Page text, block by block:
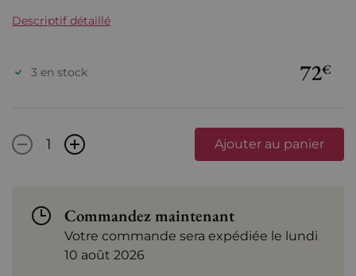
Descriptif détaillé
72€
3 en stock
- + Ajouter au panier
Commandez maintenant
Votre commande sera expédiée le lundi
10 août 2026